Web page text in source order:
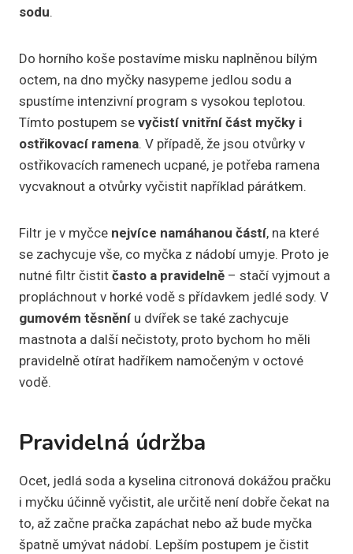
sodu.
Do horního koše postavíme misku naplněnou bílým
octem, na dno myčky nasypeme jedlou sodu a
spustíme intenzivní program s vysokou teplotou.
Tímto postupem se vyčistí vnitřní část myčky i
ostřikovací ramena. V případě, že jsou otvůrky v
ostřikovacích ramenech ucpané, je potřeba ramena
vycvaknout a otvůrky vyčistit například párátkem.
Filtr je v myčce nejvíce namáhanou částí, na které
se zachycuje vše, co myčka z nádobí umyje. Proto je
nutné filtr čistit často a pravidelně – stačí vyjmout a
propláchnout v horké vodě s přídavkem jedlé sody. V
gumovém těsnění u dvířek se také zachycuje
mastnota a další nečistoty, proto bychom ho měli
pravidelně otírat hadříkem namočeným v octové
vodě.
Pravidelná údržba
Ocet, jedlá soda a kyselina citronová dokážou pračku
i myčku účinně vyčistit, ale určitě není dobře čekat na
to, až začne pračka zapáchat nebo až bude myčka
špatně umývat nádobí. Lepším postupem je čistit